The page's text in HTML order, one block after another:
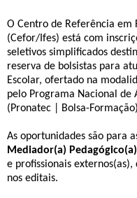
O Centro de Referência em
(Cefor/Ifes) está com
seletivos simplificados
reserva de bolsistas para
Escolar, ofertado na
pelo Programa Nacional de
(Pronatec | Bolsa-
As oportunidades são para
Mediador(a) Pedagógico(a)
e profissionais
nos editais.